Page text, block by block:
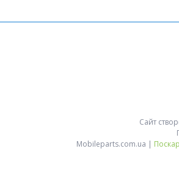
Сайт
Mobileparts.com.ua |